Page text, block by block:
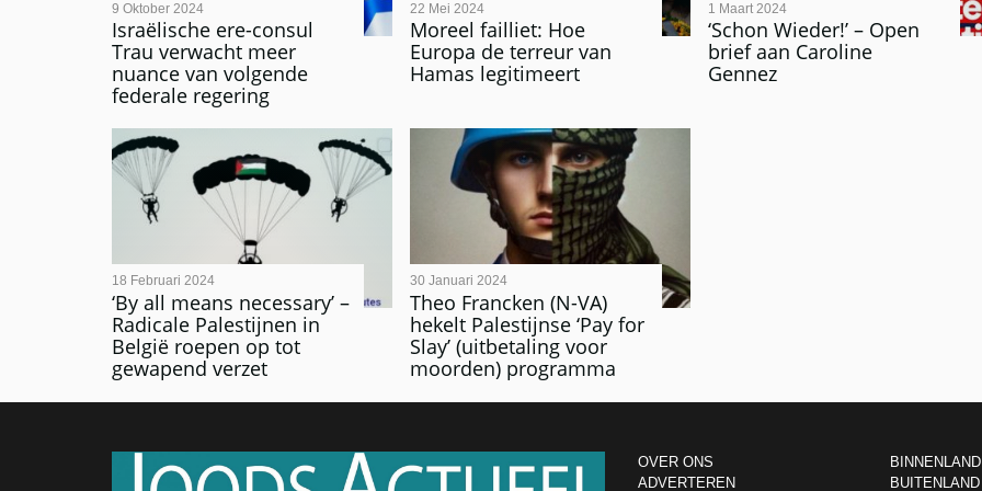
Israëlische ere-consul
Trau verwacht meer
nuance van volgende
federale regering
9 Oktober 2024
Moreel failliet: Hoe
Europa de terreur van
Hamas legitimeert
22 Mei 2024
‘Schon Wieder!’ – Open
brief aan Caroline
Gennez
1 Maart 2024
‘By all means necessary’ –
Radicale Palestijnen in
België roepen op tot
gewapend verzet
18 Februari 2024
Theo Francken (N-VA)
hekelt Palestijnse ‘Pay for
Slay’ (uitbetaling voor
moorden) programma
30 Januari 2024
OVER ONS
ADVERTEREN
BINNENLAND
BUITENLAND